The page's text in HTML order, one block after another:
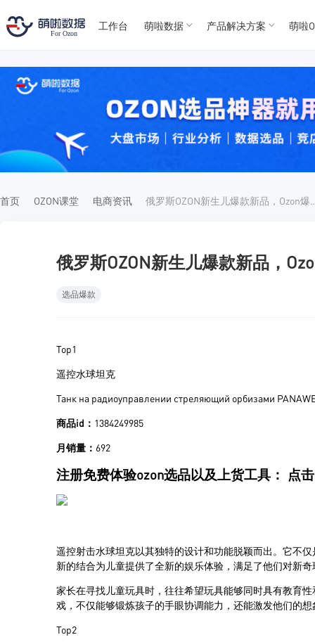
For
For
工作台 萌啦数据 产品解决方案 萌啦
首页 OZON课堂 电商资讯 俄罗斯
俄罗斯OZON新生儿爆款新品，
选品爆款